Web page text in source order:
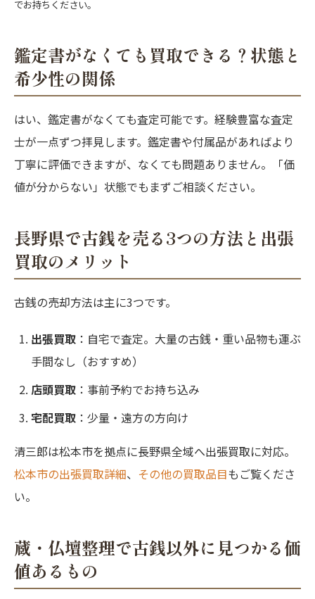
でお持ちください。
鑑定書がなくても買取できる？状態と
希少性の関係
はい、鑑定書がなくても査定可能です。経験豊富な査定
士が一点ずつ拝見します。鑑定書や付属品があればより
丁寧に評価できますが、なくても問題ありません。「価
値が分からない」状態でもまずご相談ください。
長野県で古銭を売る3つの方法と出張
買取のメリット
古銭の売却方法は主に3つです。
出張買取 ：自宅で査定。大量の古銭・重い品物も運ぶ
手間なし（おすすめ）
店頭買取 ：事前予約でお持ち込み
宅配買取 ：少量・遠方の方向け
清三郎は松本市を拠点に長野県全域へ出張買取に対応。
松本市の出張買取詳細、 その他の買取品目もご覧くださ
い。
蔵・仏壇整理で古銭以外に見つかる価
値あるもの